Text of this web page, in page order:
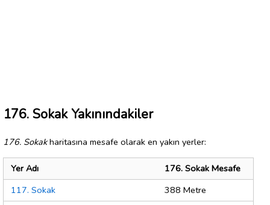
176. Sokak Yakınındakiler
176. Sokakharitasına mesafe olarak en yakın yerler:
Yer Adı
176. Sokak Mesafe
117. Sokak
388 Metre